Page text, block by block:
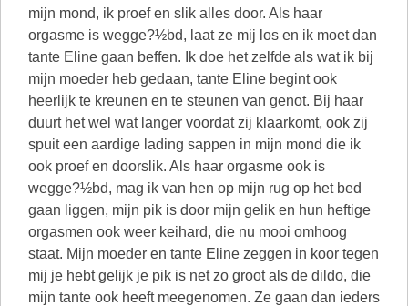
mijn mond, ik proef en slik alles door. Als haar
orgasme is wegge?½bd, laat ze mij los en ik moet dan
tante Eline gaan beffen. Ik doe het zelfde als wat ik bij
mijn moeder heb gedaan, tante Eline begint ook
heerlijk te kreunen en te steunen van genot. Bij haar
duurt het wel wat langer voordat zij klaarkomt, ook zij
spuit een aardige lading sappen in mijn mond die ik
ook proef en doorslik. Als haar orgasme ook is
wegge?½bd, mag ik van hen op mijn rug op het bed
gaan liggen, mijn pik is door mijn gelik en hun heftige
orgasmen ook weer keihard, die nu mooi omhoog
staat. Mijn moeder en tante Eline zeggen in koor tegen
mij je hebt gelijk je pik is net zo groot als de dildo, die
mijn tante ook heeft meegenomen. Ze gaan dan ieders